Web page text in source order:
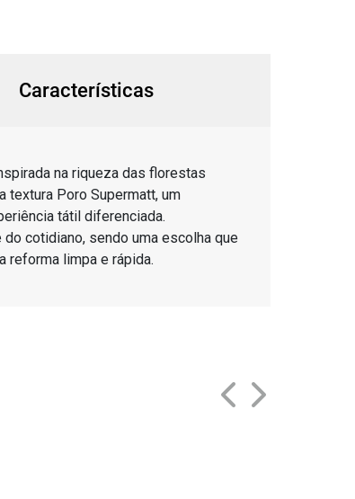
Características
na riqueza das florestas
textura Poro Supermatt, um
tátil diferenciada.
cotidiano, sendo uma escolha que
reforma limpa e rápida.